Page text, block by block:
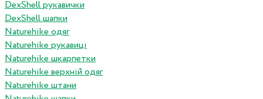
DexShell рукавички
DexShell шапки
Naturehike одяг
Naturehike рукавиці
Naturehike шкарпетки
Naturehike верхній одяг
Naturehike штани